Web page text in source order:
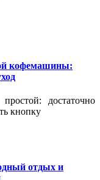
кофемашины:
достаточно
кнопку
отдых и